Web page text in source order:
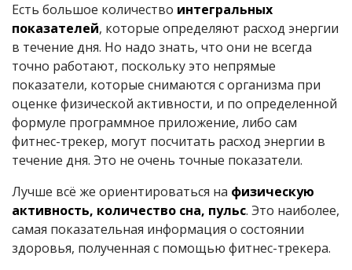
Есть большое количество интегральных
показателей, которые определяют расход энергии
в течение дня. Но надо знать, что они не всегда
точно работают, поскольку это непрямые
показатели, которые снимаются с организма при
оценке физической активности, и по определенной
формуле программное приложение, либо сам
фитнес-трекер, могут посчитать расход энергии в
течение дня. Это не очень точные показатели.
Лучше всё же ориентироваться на физическую
активность, количество сна, пульс. Это наиболее,
самая показательная информация о состоянии
здоровья, полученная с помощью фитнес-трекера.